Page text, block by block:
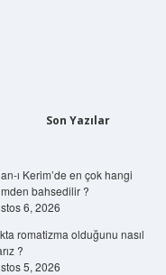
Son Yazılar
ı Kerim’de en çok hangi
bahsedilir ?
6, 2026
romatizma olduğunu nasıl
?
5, 2026